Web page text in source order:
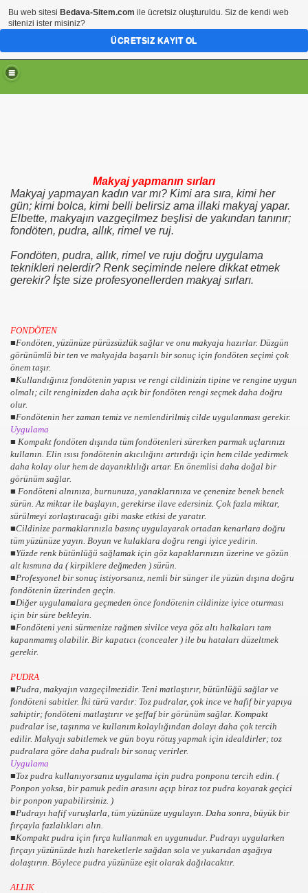
Makyaj yapmanın sırları
Makyaj yapmayan kadın var mı? Kimi ara sıra, kimi her
gün; kimi bolca, kimi belli belirsiz ama illaki makyaj yapar.
Elbette, makyajın vazgeçilmez beşlisi de yakından tanınır;
fondöten, pudra, allık, rimel ve ruj.
Fondöten, pudra, allık, rimel ve ruju doğru uygulama
teknikleri nelerdir? Renk seçiminde nelere dikkat etmek
gerekir? İşte size profesyonellerden makyaj sırları.
FONDÖTEN
■Fondöten, yüzünüze pürüzsüzlük sağlar ve onu makyaja hazırlar. Düzgün
görünümlü bir ten ve makyajda başarılı bir sonuç için fondöten seçimi çok
önem taşır.
■Kullandığınız fondötenin yapısı ve rengi cildinizin tipine ve rengine uygun
olmalı; cilt renginizden daha açık bir fondöten rengi seçmek daha doğru
olur.
■Fondötenin her zaman temiz ve nemlendirilmiş cilde uygulanması gerekir.
Uygulama
■ Kompakt fondöten dışında tüm fondötenleri sürerken parmak uçlarınızı
kullanın. Elin ısısı fondötenin akıcılığını artırdığı için hem cilde yedirmek
daha kolay olur hem de dayanıklılığı artar. En önemlisi daha doğal bir
görünüm sağlar.
■ Fondöteni alnınıza, burnunuza, yanaklarınıza ve çenenize benek benek
sürün. Az miktar ile başlayın, gerekirse ilave edersiniz. Çok fazla miktar,
sürülmeyi zorlaştıracağı gibi maske etkisi de yaratır.
■Cildinize parmaklarınızla basınç uygulayarak ortadan kenarlara doğru
tüm yüzünüze yayın. Boyun ve kulaklara doğru rengi iyice yedirin.
■Yüzde renk bütünlüğü sağlamak için göz kapaklarınızın üzerine ve gözün
alt kısmına da ( kirpiklere değmeden ) sürün.
■Profesyonel bir sonuç istiyorsanız, nemli bir sünger ile yüzün dışına doğru
fondötenin üzerinden geçin.
■Diğer uygulamalara geçmeden önce fondötenin cildinize iyice oturması
için bir süre bekleyin.
■Fondöteni yeni sürmenize rağmen sivilce veya göz altı halkaları tam
kapanmamış olabilir. Bir kapatıcı (concealer ) ile bu hataları düzeltmek
gerekir.
PUDRA
■Pudra, makyajın vazgeçilmezidir. Teni matlaştırır, bütünlüğü sağlar ve
fondöteni sabitler. İki türü vardır: Toz pudralar, çok ince ve hafif bir yapıya
sahiptir; fondöteni matlaştırır ve şeffaf bir görünüm sağlar. Kompakt
pudralar ise, taşınma ve kullanım kolaylığından dolayı daha çok tercih
edilir. Makyajı sabitlemek ve gün boyu rötuş yapmak için idealdirler; toz
pudralara göre daha pudralı bir sonuç verirler.
Uygulama
■Toz pudra kullanıyorsanız uygulama için pudra ponponu tercih edin. (
Ponpon yoksa, bir pamuk pedin arasını açıp biraz toz pudra koyarak geçici
bir ponpon yapabilirsiniz. )
■Pudrayı hafif vuruşlarla, tüm yüzünüze uygulayın. Daha sonra, büyük bir
fırçayla fazlalıkları alın.
■Kompakt pudra için fırça kullanmak en uygunudur. Pudrayı uygularken
fırçayı yüzünüzde hızlı hareketlerle sağdan sola ve yukarıdan aşağıya
dolaştırın. Böylece pudra yüzünüze eşit olarak dağılacaktır.
ALLIK
RESİMLERİ
Bu web sitesi Bedava-Sitem.com ile ücretsiz oluşturuldu. Siz de kendi web
sitenizi ister misiniz?
ÜCRETSIZ KAYIT OL